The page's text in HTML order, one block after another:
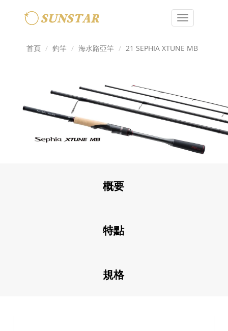
Toggle
首頁
釣竿 海水路亞竿 21 SEPHIA XTUNE MB
概要
特點
規格